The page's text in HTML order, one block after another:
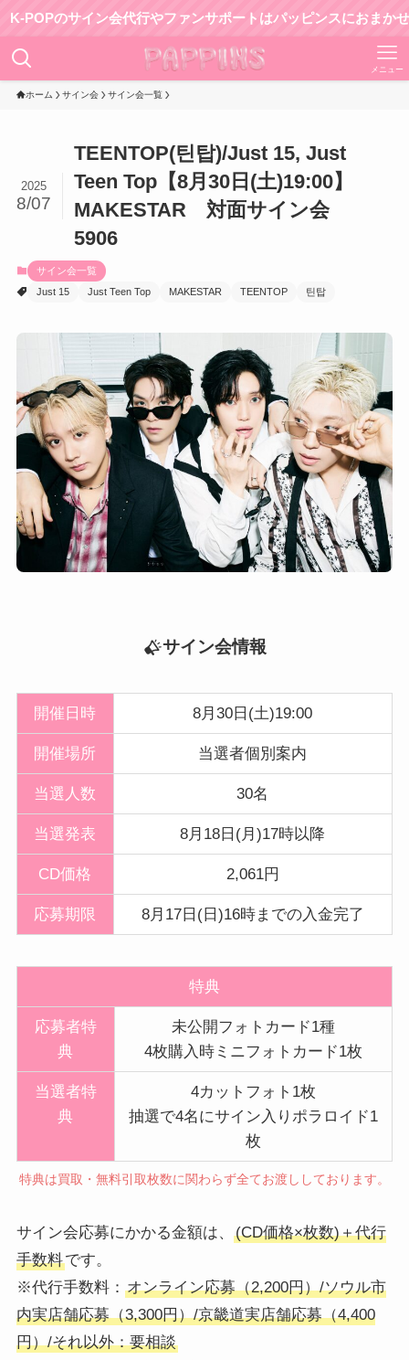
サイン会代行やファンサポートはパッピンスにおまかせ！
メニュー
ホーム サイン会 サイン会一覧
TEENTOP(틴탑)/Just 15, Just
Teen Top【8月30日(土)19:00】
MAKESTAR 対面サイン会
5906
2025
8/07
サイン会一覧
Just 15
Just Teen Top MAKESTAR TEENTOP 틴탑
サイン会情報
開催日時 8月30日(土)19:00
開催場所 当選者個別案内
当選人数 30名
当選発表 8月18日(月)17時以降
CD価格 2,061円
応募期限 8月17日(日)16時までの入金完了
特典
応募者特
典
未公開フォトカード1種
4枚購入時ミニフォトカード1枚
当選者特
典
4カットフォト1枚
抽選で4名にサイン入りポラロイド1
枚
特典は買取・無料引取枚数に関わらず全てお渡ししております。
サイン会応募にかかる金額は、
(CD価格×枚数)＋代行
手数料です。
※代行手数料： オンライン応募（2,200円）/ソウル市
内実店舗応募（3,300円）/京畿道実店舗応募（4,400
円）/それ以外：要相談